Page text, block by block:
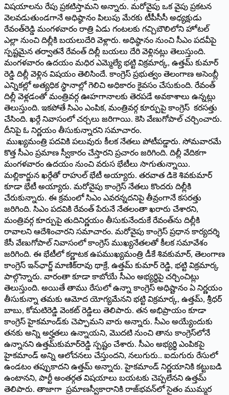
విషయాలను రేపు ప్రకటిస్తామని అన్నారు. మరోవైపు ఒక వైపు ప్రకటన
వెలవడుతుండగానే అధిష్ఠానం పిలుపు మేరకు టీపీసీసీ అధ్యక్షుడు
రేవంత్‌రెడ్డి మంగళవారం రాత్రి ఏడు గంటలకు గచ్చిబౌలిలోని హోటల్‌
ఎల్లా నుంచి దిల్లీకి బయలుదేరి వెళ్లారు. అధిష్ఠానం నుంచి సీఎం పదవీపై
స్పష్టమైన తర్వాతనే రేవంత్‌ దిల్లీ బయలు దేరి వెళ్లినట్లు తెలుస్తుంది.
మంగళవారం ఉదయం మధిర ఎమ్మెల్యే భట్టి విక్రమార్క, ఉత్తమ్‌ కుమార్‌
రెడ్డి దిల్లీ వెళ్లిన విషయం తెలిసిందే. కాంగ్రెస్‌ ప్రభుత్వం తెలంగాణ అసెంబ్లీ
ఎన్నికల్లో అత్యధిక స్థానాల్లో గెలిచి అధికారం కైవసం చేసుకుంది. రేవంత్‌
దిల్లీ వెళ్లడంతో మంత్రివర్గ ఊహగానాలకు తెరపడే అవకాశాలు ఉన్నట్లు
తెలుస్తుంది. ఇకపోతే సిఎం ఎంపిక, మంత్రివర్గ కూర్పుపై కాంగ్రెస్‌ కరసత్తు
చేసింది. ఖర్గే నివాసంలో చర్చలు జరిగాయి. కెసి వేణుగోపాల్‌ చర్చించారు.
దీనిపై ఓ నిర్ణయం తీసుకున్నారని సమాచారం.
ముఖ్యమంత్రి పదవికి పలువురు కీలక నేతలు పోటీపడ్డారు. సోమవారమే
కొత్త సీఎం ప్రమాణ స్వీకారం చేస్తారని ప్రచారం జరిగింది. దిల్లీ వేదికగా
మంగళవారం ఉదయం నుంచి వరుస భేటీలు సాగుతున్నాయి.
మల్లికార్జున ఖర్గేతో రాహుల్‌ భేటీ అయ్యారు. తరవాత డికె శివకుమార్‌
కూడా భేటీ అయ్యారు. మరోవైపు కాంగ్రెస్‌ నేతలు కొందరు దిల్లీకి
చేరుకున్నారు. ఈ క్రమంలో సిఎం ఎవరన్నదనిపై తీవ్రంగానే కసరత్తు
జరిగింది. సిఎం పదవికి రేవంత్‌ పేరునే నేతలంతా ఖరారు చేశారని,
మంత్రివర్గ కూర్పుపై తుదినిర్ణయం తీసుకునేందుకే రేవంత్‌ను దిల్లీకి
రావాలని ఆదేశించారని సమాచారం. మరోవైపు కాంగ్రెస్‌ ప్రధాన కార్యదర్శి
కేసీ వేణుగోపాల్‌ నివాసంలో కాంగ్రెస్‌ ముఖ్యనేతలతో కీలక సమావేశం
జరిగింది. ఈ భేటీలో కర్ణాటక ఉపముఖ్యమంత్రి డీకే శివకుమార్‌, తెలంగాణ
కాంగ్రెస్‌ ఇన్‌ఛార్జ్‌ మాణిక్‌రావు థాక్రే, ఉత్తమ్‌ కుమార్‌ రెడ్డి, భట్టి విక్రమార్క
పాల్గొన్నారు. వారంతా కూడా కాబోయే సీఎం అభ్యర్థిపై చర్చించిట్లు
తెలుస్తుంది. అయితే తాము రేసులో ఉన్నా కాంగ్రెస్‌ అధిష్టానం ఏ నిర్ణయం
తీసుకున్నా తమకు ఆమోద యోగ్యమేనని భట్టి విక్రమార్క, ఉత్తమ్‌, శ్రీధర్‌
బాబు, కోమటిరెడ్డి వెంకట్‌ రెడ్డిలు తెలిపారు. తన అభిప్రాయం కూడా
కాంగ్రెస్‌ హైకమాండ్‌కు చెప్పామని వారు అన్నారు. సీఎం అయ్యేందుకు
తనకు అన్ని అర్హతలు ఉన్నాయని, మొదటి నుంచి తాను కాంగ్రెస్‌లోనే
ఉన్నానని ఉత్తమ్‌కుమార్‌రెడ్డి స్పష్టం చేశారు. సీఎం అభ్యర్థి ఎంపికపై
హైకమాండ్‌ అన్ని ఆలోచనలు చేస్తుందని, నలుగురు.. ఐదుగురు రేసులో
ఉండటం తప్పుకాదని ఉత్తమ్‌ అన్నారు. హైకమాండ్‌ నిర్ణయానికి కట్టుబడి
ఉంటానని, పార్టీ అంతర్గత విషయాలు బయటకు చెప్పలేనని ఉత్తమ్‌
తెలిపారు. తాజాగా ప్రమాణస్వీకారానికి రాజ్‌భవన్‌లో సైతం ముమ్మర